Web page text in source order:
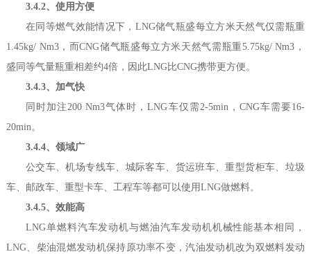
3.4.2、使用方便
在同等燃气效能情况下，LNG储气瓶盛每立方米天然气仅需瓶重
1.45kg/ Nm3，而CNG储气瓶盛每立方米天然气需瓶重5.75kg/ Nm3，
盛同等气量瓶重相差约4倍，因此LNG比CNG携带更方便。
3.4.3、加气快
同时加注200 Nm3气体时，LNG车仅需2-5min，CNG车需要16-
20min。
3.4.4、领域广
公交车、机场专线车、城际客车、货运班车、重型货柜车、垃圾
车、邮政车、重型卡车、工程车等都可以使用LNG做燃料。
3.4.5、效能高
LNG单燃料汽车发动机与燃油汽车发动机机械性能基本相同，
LNG、柴油混燃发动机保持原功率不变，汽油发动机改为双燃料发动